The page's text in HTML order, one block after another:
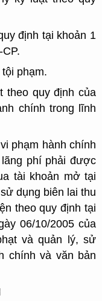
định tại khoản 1
phạm.
theo quy định của
chính trong lĩnh
phạm hành chính
phí phải được
tài khoản mở tại
dụng biên lai thu
theo quy định tại
06/10/2005 của
và quản lý, sử
chính và văn bản